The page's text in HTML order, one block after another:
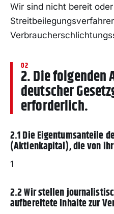
Wir sind nicht bereit
2. Die folgenden
deutscher
erforderlich.
2.1 Die Eigentumsanteile
(Aktienkapital), die von
1
2.2 Wir stellen
aufbereitete Inhalte zur